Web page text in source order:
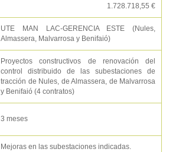
1.728.718,55 €
UTE MAN LAC-GERENCIA ESTE (Nules,
Almassera, Malvarrosa y Benifaió)
Proyectos constructivos de renovación del
control distribuido de las subestaciones de
tracción de Nules, de Almassera, de Malvarrosa
y Benifaió (4 contratos)
3 meses
Mejoras en las subestaciones indicadas.